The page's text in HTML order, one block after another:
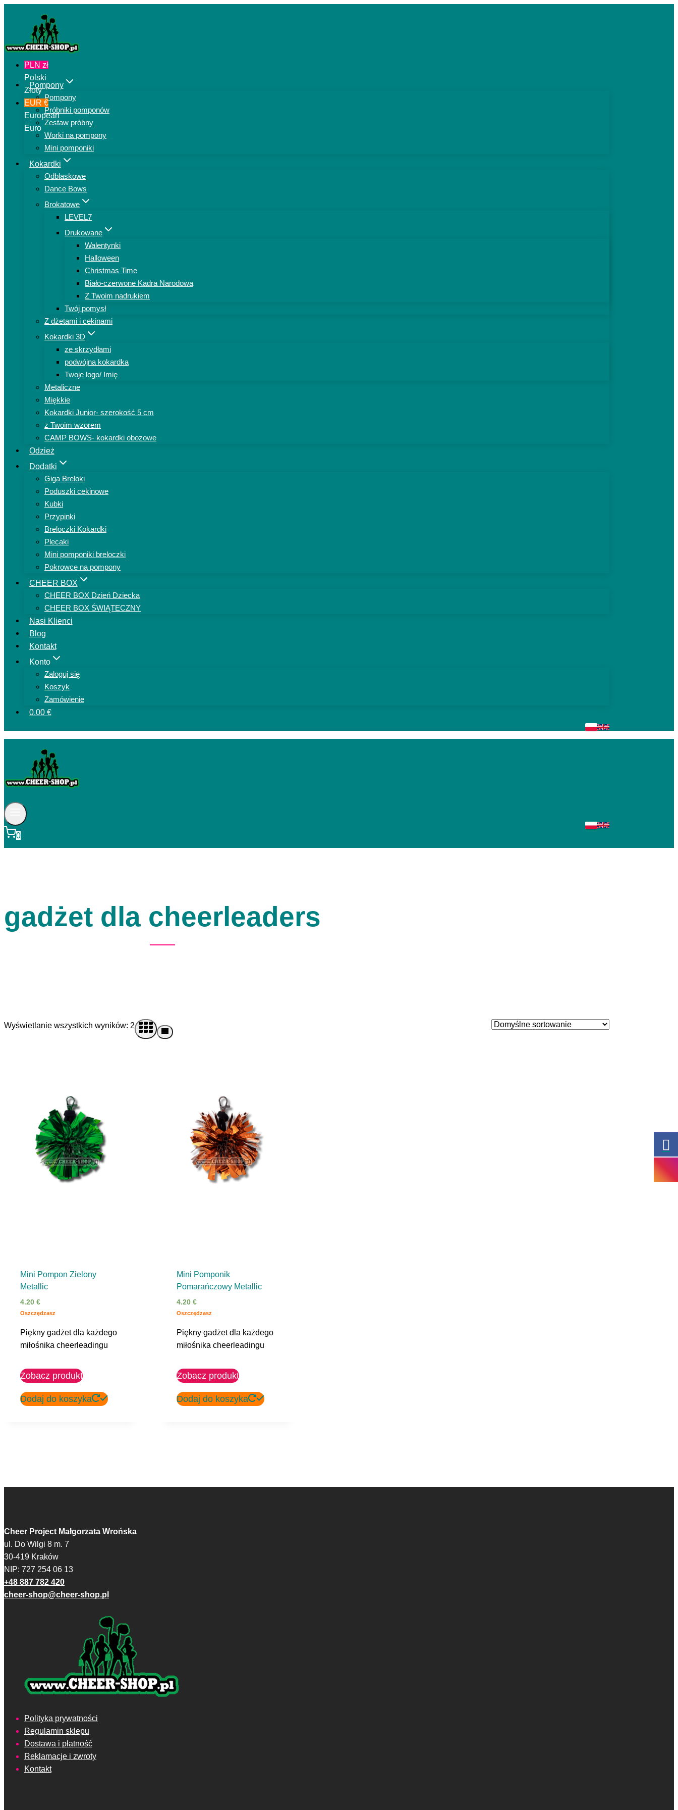
Pompony
Pompony
Próbniki pomponów
Zestaw próbny
Worki na pompony
Mini pomponiki
Kokardki
Odblaskowe
Dance Bows
Brokatowe
LEVEL7
Drukowane
Walentynki
Halloween
Christmas Time
Biało-czerwone Kadra Narodowa
Z Twoim nadrukiem
Twój pomysł
Z dżetami i cekinami
Kokardki 3D
ze skrzydłami
podwójna kokardka
Twoje logo/ Imię
Metaliczne
Miękkie
Kokardki Junior- szerokość 5 cm
z Twoim wzorem
CAMP BOWS- kokardki obozowe
Odzież
Dodatki
Giga Breloki
Poduszki cekinowe
Kubki
Przypinki
Breloczki Kokardki
Plecaki
Mini pomponiki breloczki
Pokrowce na pompony
CHEER BOX
CHEER BOX Dzień Dziecka
CHEER BOX ŚWIĄTECZNY
Nasi Klienci
Blog
Kontakt
Konto
Zaloguj się
Koszyk
Zamówienie
0.00 €
0
gadżet dla cheerleaders
Wyświetlanie wszystkich wyników: 2
Mini Pompon Zielony
Metallic
4.20 €
Oszczędzasz
Piękny gadżet dla każdego
miłośnika cheerleadingu
Zobacz produkt
Dodaj do koszyka
Mini Pomponik
Pomarańczowy Metallic
4.20€
Oszczędzasz
Piękny gadżet dla każdego
miłośnika cheerleadingu
Zobacz produkt
Dodaj do koszyka
Cheer Project Małgorzata Wrońska
ul. Do Wilgi 8 m. 7
30-419 Kraków
NIP: 727 254 06 13
+48 887 782 420
cheer-shop@cheer-shop.pl
Polityka prywatności
Regulamin sklepu
Dostawa i płatność
Reklamacje i zwroty
Kontakt
PLN zł
Polski
Złoty
EUR €
European
Euro